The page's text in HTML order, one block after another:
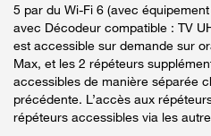
5 par du Wi-Fi 6 (avec
avec Décodeur compatible : TV
est accessible sur demande sur
Max, et les 2 répéteurs
accessibles de manière séparée
précédente. L’accès aux
répéteurs accessibles via les